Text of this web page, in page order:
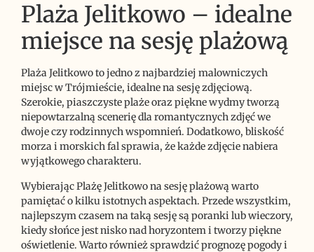
Plaża Jelitkowo – idealne
miejsce na sesję plażową
Plaża Jelitkowo to jedno z najbardziej malowniczych
miejsc w Trójmieście, idealne na sesję zdjęciową.
Szerokie, piaszczyste plaże oraz piękne wydmy tworzą
niepowtarzalną scenerię dla romantycznych zdjęć we
dwoje czy rodzinnych wspomnień. Dodatkowo, bliskość
morza i morskich fal sprawia, że każde zdjęcie nabiera
wyjątkowego charakteru.
Wybierając Plażę Jelitkowo na sesję plażową warto
pamiętać o kilku istotnych aspektach. Przede wszystkim,
najlepszym czasem na taką sesję są poranki lub wieczory,
kiedy słońce jest nisko nad horyzontem i tworzy piękne
oświetlenie. Warto również sprawdzić prognozę pogody i